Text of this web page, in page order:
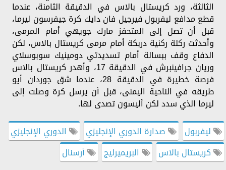
الثالثة، ورد كريستال بالاس في الدقيقة الثامنة، عندما
قطع مدافع ليفربول فيرجيل فان دايك كرة جيفرسون ليرما،
قبل أن تصل إلى المتحفز مارك جويهي أمام المرمى،
وأحدثت ركلة ركنية دربكة أمام مرمى كريستال بالاس، لكن
الدفاع وقف ببسالة أمام تسديدتي دومينيك سوبوسلاي
وريان جرافينبرش في الدقيقة 17، وأهدر كريستال بالاس
فرصة خطيرة في الدقيقة 28، عندما شق جوردان أيو
طريقه في الناحية اليمنى، قبل أن يرسل كرة وصلت إلى
ليرما الذي سدد لكن أليسون تصدى لها.
ليفربول
صدارة الدوري الإنجليزي
الدوري الإنجليزي
كريستال بالاس
البريميرليج أرسنال